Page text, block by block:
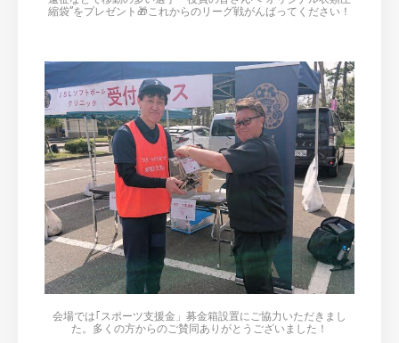
縮袋”をプレゼント🎁これからのリーグ戦がんばってください！
会場では｢スポーツ支援金」募金箱設置にご協力いただきまし
た。多くの方からのご賛同ありがとうございました！